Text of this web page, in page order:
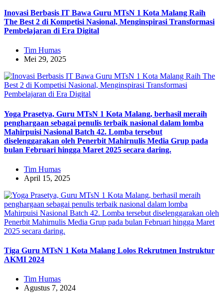
Inovasi Berbasis IT Bawa Guru MTsN 1 Kota Malang Raih
The Best 2 di Kompetisi Nasional, Menginspirasi Transformasi
Pembelajaran di Era Digital
Tim Humas
Mei 29, 2025
Yoga Prasetya, Guru MTsN 1 Kota Malang, berhasil meraih
penghargaan sebagai penulis terbaik nasional dalam lomba
Mahirpuisi Nasional Batch 42. Lomba tersebut
diselenggarakan oleh Penerbit Mahirnulis Media Grup pada
bulan Februari hingga Maret 2025 secara daring.
Tim Humas
April 15, 2025
Tiga Guru MTsN 1 Kota Malang Lolos Rekrutmen Instruktur
AKMI 2024
Tim Humas
Agustus 7, 2024